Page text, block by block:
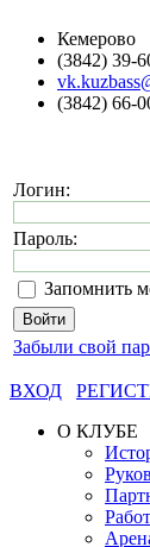
Кемерово
(3842) 39-
(3842)
Логин:
Пароль:
Запомнить
Забыли свой
ВХОД
О КЛУБЕ